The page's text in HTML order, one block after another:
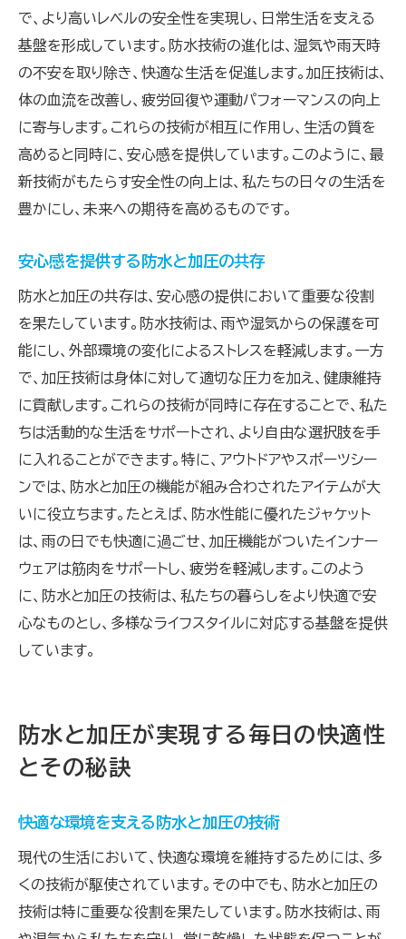
で、より高いレベルの安全性を実現し、日常生活を支える
基盤を形成しています。防水技術の進化は、湿気や雨天時
の不安を取り除き、快適な生活を促進します。加圧技術は、
体の血流を改善し、疲労回復や運動パフォーマンスの向上
に寄与します。これらの技術が相互に作用し、生活の質を
高めると同時に、安心感を提供しています。このように、最
新技術がもたらす安全性の向上は、私たちの日々の生活を
豊かにし、未来への期待を高めるものです。
安心感を提供する防水と加圧の共存
防水と加圧の共存は、安心感の提供において重要な役割
を果たしています。防水技術は、雨や湿気からの保護を可
能にし、外部環境の変化によるストレスを軽減します。一方
で、加圧技術は身体に対して適切な圧力を加え、健康維持
に貢献します。これらの技術が同時に存在することで、私た
ちは活動的な生活をサポートされ、より自由な選択肢を手
に入れることができます。特に、アウトドアやスポーツシー
ンでは、防水と加圧の機能が組み合わされたアイテムが大
いに役立ちます。たとえば、防水性能に優れたジャケット
は、雨の日でも快適に過ごせ、加圧機能がついたインナー
ウェアは筋肉をサポートし、疲労を軽減します。このよう
に、防水と加圧の技術は、私たちの暮らしをより快適で安
心なものとし、多様なライフスタイルに対応する基盤を提供
しています。
防水と加圧が実現する毎日の快適性
とその秘訣
快適な環境を支える防水と加圧の技術
現代の生活において、快適な環境を維持するためには、多
くの技術が駆使されています。その中でも、防水と加圧の
技術は特に重要な役割を果たしています。防水技術は、雨